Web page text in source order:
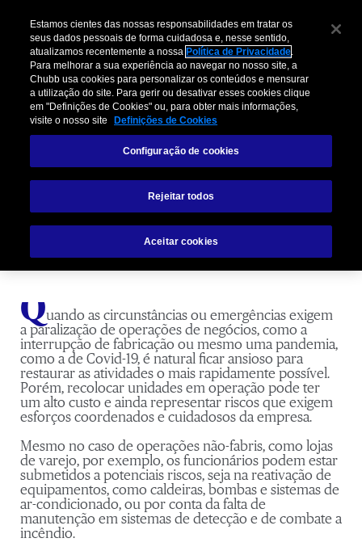
6 Etapas para Preparar sua
Instalação Comercial para a
Reabertura
Quando as circunstâncias ou emergências exigem
a paralização de operações de negócios, como a
interrupção de fabricação ou mesmo uma pandemia,
como a de Covid-19, é natural ficar ansioso para
restaurar as atividades o mais rapidamente possível.
Porém, recolocar unidades em operação pode ter
um alto custo e ainda representar riscos que exigem
esforços coordenados e cuidadosos da empresa.
Mesmo no caso de operações não-fabris, como lojas
de varejo, por exemplo, os funcionários podem estar
submetidos a potenciais riscos, seja na reativação de
equipamentos, como caldeiras, bombas e sistemas de
ar-condicionado, ou por conta da falta de
manutenção em sistemas de detecção e de combate a
incêndio.
Estamos cientes das nossas responsabilidades em tratar os
seus dados pessoais de forma cuidadosa e, nesse sentido,
atualizamos recentemente a nossa Política de Privacidade.
Para melhorar a sua experiência ao navegar no nosso site, a
Chubb usa cookies para personalizar os conteúdos e mensurar
a utilização do site. Para gerir ou desativar esses cookies clique
em "Definições de Cookies" ou, para obter mais informações,
visite o nosso site
Definições de Cookies
Configuração de cookies
Rejeitar todos
Aceitar cookies